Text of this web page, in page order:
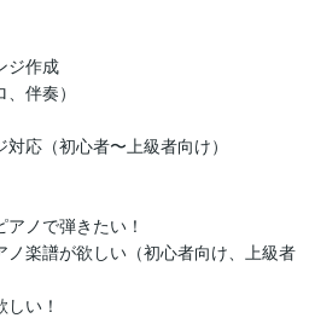
ジ作成
伴奏）
応（初心者〜上級者向け）
ノで弾きたい！
ノ楽譜が欲しい（初心者向け、上級者
しい！